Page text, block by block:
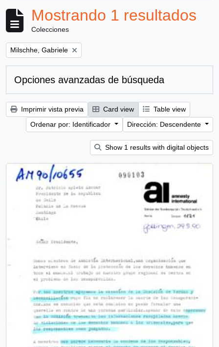
Mostrando 1 resultados
Colecciones
Remove filter:
Milschhe, Gabriele
Opciones avanzadas de búsqueda
Imprimir vista previa Card view
Table view
Ordenar por: Identificador
Dirección: Descendente
Show 1 results with digital objects